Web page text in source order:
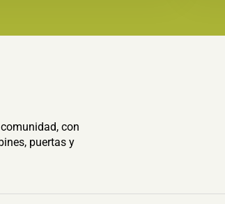
con
puertas y